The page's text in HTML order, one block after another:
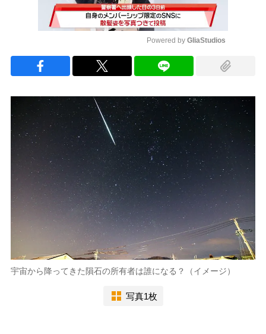
Powered by GliaStudios
宇宙から降ってきた隕石の所有者は誰になる？（イメージ）
写真1枚